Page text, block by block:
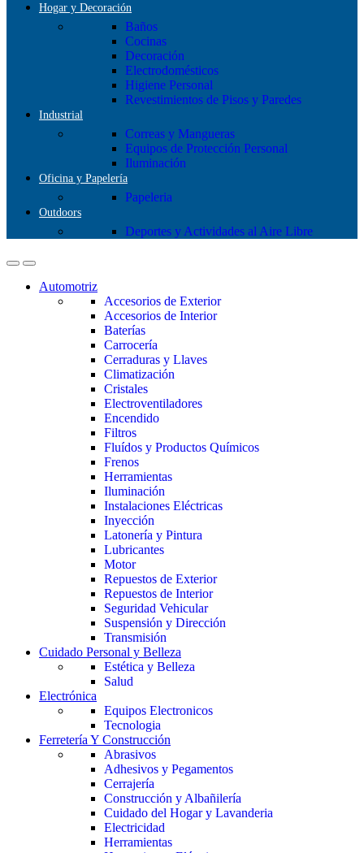
Hogar y Decoración
Baños
Cocinas
Decoración
Electrodomésticos
Higiene Personal
Revestimientos de Pisos y Paredes
Industrial
Correas y Mangueras
Equipos de Protección Personal
Iluminación
Oficina y Papelería
Papeleria
Outdoors
Deportes y Actividades al Aire Libre
Automotriz
Accesorios de Exterior
Accesorios de Interior
Baterías
Carrocería
Cerraduras y Llaves
Climatización
Cristales
Electroventiladores
Encendido
Filtros
Fluídos y Productos Químicos
Frenos
Herramientas
Iluminación
Instalaciones Eléctricas
Inyección
Latonería y Pintura
Lubricantes
Motor
Repuestos de Exterior
Repuestos de Interior
Seguridad Vehicular
Suspensión y Dirección
Transmisión
Cuidado Personal y Belleza
Estética y Belleza
Salud
Electrónica
Equipos Electronicos
Tecnologia
Ferretería Y Construcción
Abrasivos
Adhesivos y Pegamentos
Cerrajería
Construcción y Albañilería
Cuidado del Hogar y Lavanderia
Electricidad
Herramientas